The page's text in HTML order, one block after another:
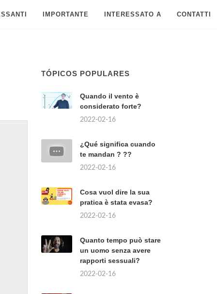
IMPORTANTE INTERESSATO A CONTATTI
TÓPICOS POPULARES
Quando il vento è
considerato forte?
2022-02-16
¿Qué significa cuando
te mandan ? ??
2022-02-16
Cosa vuol dire la sua
pratica è stata evasa?
2022-02-16
Quanto tempo può stare
un uomo senza avere
rapporti sessuali?
2022-02-16